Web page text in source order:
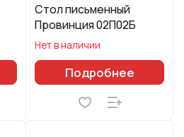
Стол письменный
Провинция 02П02Б
Нет в наличии
Подробнее